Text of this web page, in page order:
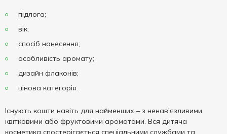
підлога;
вік;
спосіб нанесення;
особливість аромату;
дизайн флаконів;
цінова категорія.
Існують кошти навіть для найменших – з ненав'язливими
квітковими або фруктовими ароматами. Вся дитяча
косметика спостерігається спеціальними службами та